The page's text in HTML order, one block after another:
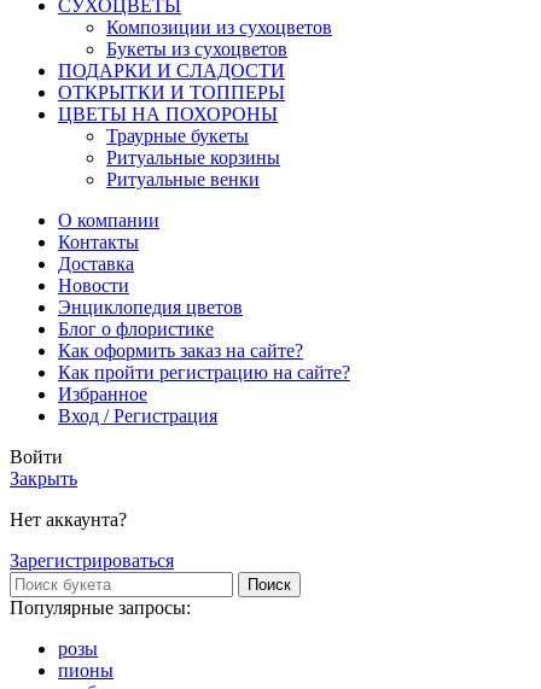
СУХОЦВЕТЫ
Композиции из сухоцветов
Букеты из сухоцветов
ПОДАРКИ И СЛАДОСТИ
ОТКРЫТКИ И ТОППЕРЫ
ЦВЕТЫ НА ПОХОРОНЫ
Траурные букеты
Ритуальные корзины
Ритуальные венки
О компании
Контакты
Доставка
Новости
Энциклопедия цветов
Блог о флористике
Как оформить заказ на сайте?
Как пройти регистрацию на сайте?
Избранное
Вход / Регистрация
Войти
Закрыть
Нет аккаунта?
Зарегистрироваться
Поиск
Популярные запросы:
розы
пионы